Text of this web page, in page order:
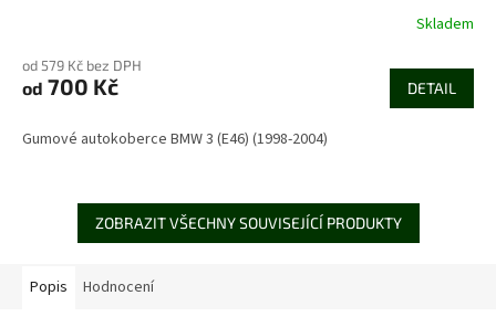
produktu
je
z
Skladem
od 579 Kč bez DPH
od 700 Kč DETAIL
Gumové autokoberce BMW 3 (E46) (1998-2004)
ZOBRAZIT VŠECHNY SOUVISEJÍCÍ PRODUKTY
Popis Hodnocení